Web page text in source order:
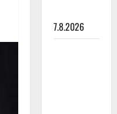
7.8.2026